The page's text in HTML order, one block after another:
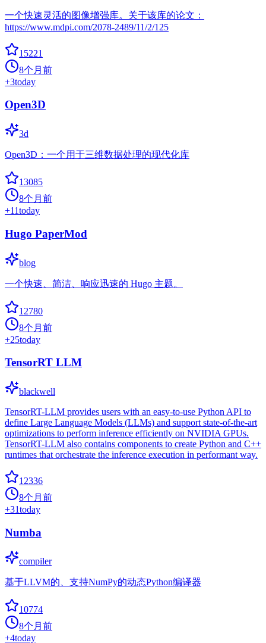
一个快速灵活的图像增强库。关于该库的论文：
https://www.mdpi.com/2078-2489/11/2/125
15221
8个月前
+3today
Open3D
3d
Open3D：一个用于三维数据处理的现代化库
13085
8个月前
+11today
Hugo PaperMod
blog
一个快速、简洁、响应迅速的 Hugo 主题。
12780
8个月前
+25today
TensorRT LLM
blackwell
TensorRT-LLM provides users with an easy-to-use Python API to
define Large Language Models (LLMs) and support state-of-the-art
optimizations to perform inference efficiently on NVIDIA GPUs.
TensorRT-LLM also contains components to create Python and C++
runtimes that orchestrate the inference execution in performant way.
12336
8个月前
+31today
Numba
compiler
基于LLVM的、支持NumPy的动态Python编译器
10774
8个月前
+4today